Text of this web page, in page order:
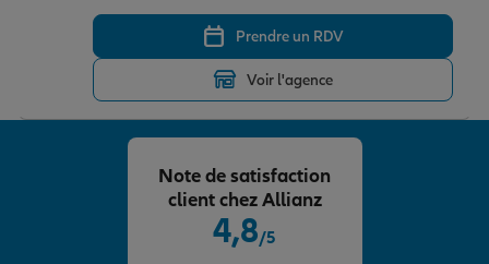
Prendre un RDV
Voir l'agence
4,8/5
Note de satisfaction
client chez Allianz